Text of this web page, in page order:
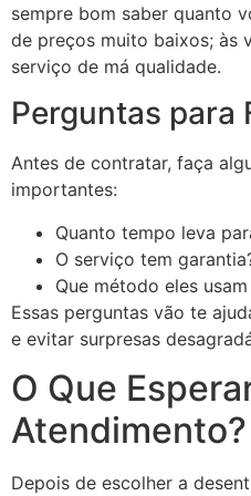
sempre bom saber quanto
de preços muito baixos; às
serviço de má qualidade.
Perguntas para
Antes de contratar, faça
importantes:
Quanto tempo leva
O serviço tem
Que método eles
Essas perguntas vão te
e evitar surpresas
O Que
Atendimento?
Depois de escolher a